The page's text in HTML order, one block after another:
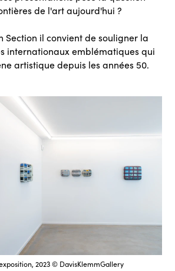
de l'art aujourd'hui ?
Section il convient de souligner la
internationaux emblématiques qui
artistique depuis les années 50.
2023 © DavisKlemmGallery